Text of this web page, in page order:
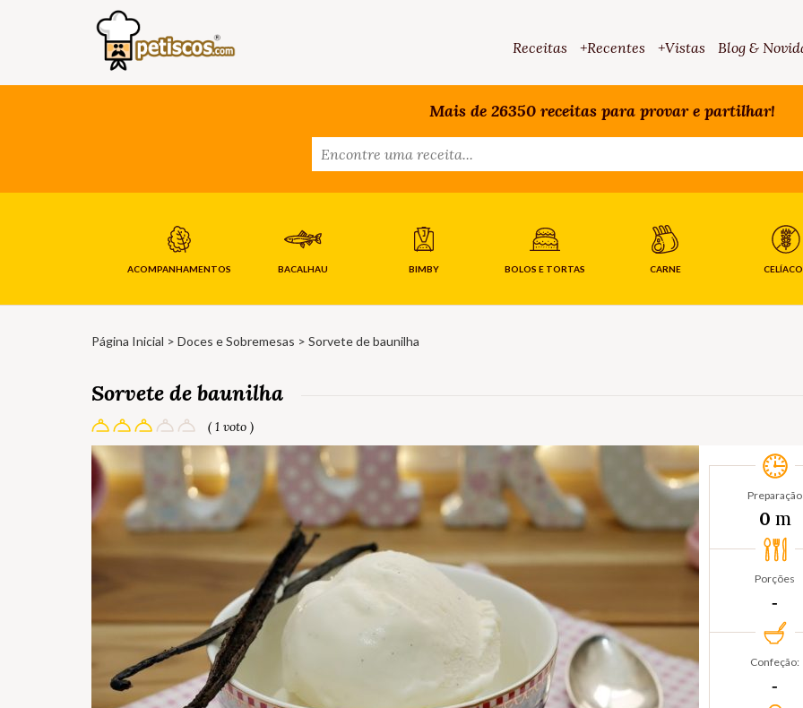
Receitas +Recentes +Vistas Blog &
Mais de 26350 receitas para provar e partilhar!
ACOMPANHAMENTOS BACALHAU BIMBY BOLOS E TORTAS CARNE
Página Inicial > Doces e Sobremesas > Sorvete de baunilha
Sorvete de baunilha
( 1 voto )
Preparação
0 m
Porções
‐
Confeção:
‐